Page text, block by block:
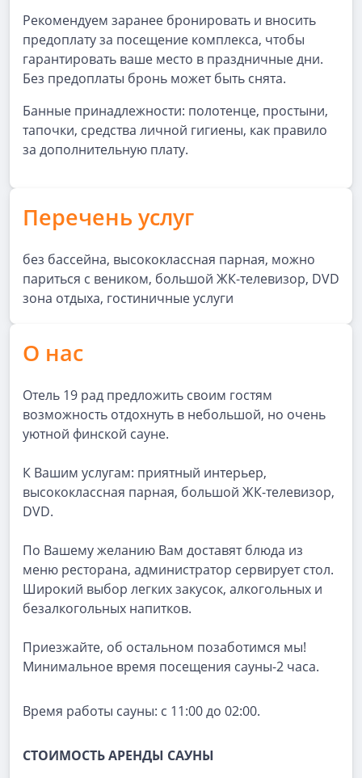
Рекомендуем заранее бронировать и вносить
предоплату за посещение комплекса, чтобы
гарантировать ваше место в праздничные дни.
Без предоплаты бронь может быть снята.
Банные принадлежности: полотенце, простыни,
тапочки, средства личной гигиены, как правило
за дополнительную плату.
Перечень услуг
без бассейна, высококлассная парная, можно
париться с веником, большой ЖК-телевизор, DVD
зона отдыха, гостиничные услуги
О нас
Отель 19 рад предложить своим гостям
возможность отдохнуть в небольшой, но очень
уютной финской сауне.
К Вашим услугам: приятный интерьер,
высококлассная парная, большой ЖК-телевизор,
DVD.
По Вашему желанию Вам доставят блюда из
меню ресторана, администратор сервирует стол.
Широкий выбор легких закусок, алкогольных и
безалкогольных напитков.
Приезжайте, об остальном позаботимся мы!
Минимальное время посещения сауны-2 часа.
Время работы сауны: с 11:00 до 02:00.
СТОИМОСТЬАРЕНДЫ САУНЫ